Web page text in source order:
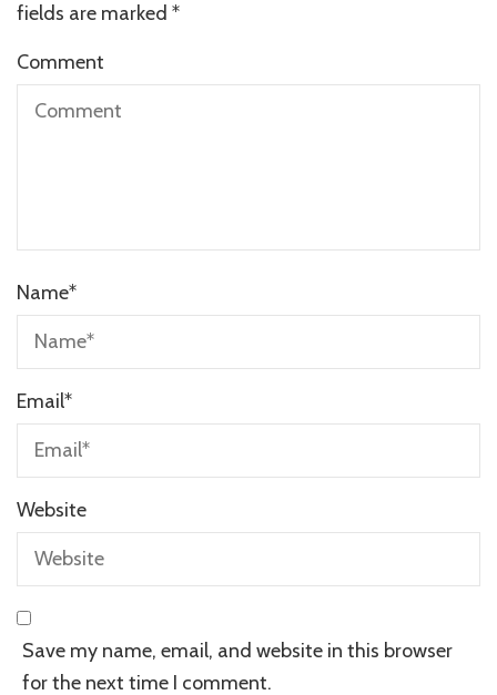
fields are marked *
Comment
Name*
Email*
Website
Save my name, email, and website in this browser
for the next time I comment.